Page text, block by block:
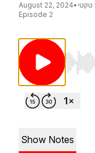
August 22, 2024• טקטי
Episode 2
Use
Show Notes